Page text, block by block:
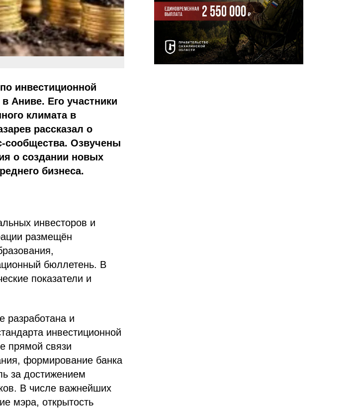
инвестиционной
Аниве. Его участники
климата в
рассказал о
сообщества. Озвучены
о создании новых
бизнеса.
инвесторов и
размещён
бюллетень. В
показатели и
разработана и
инвестиционной
прямой связи
формирование банка
за достижением
В числе важнейших
мэра, открытость